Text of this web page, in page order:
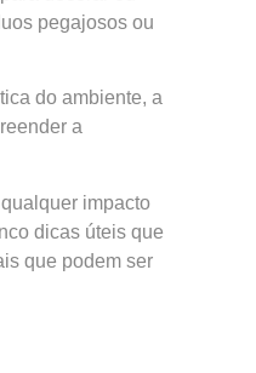
pegajosos ou
do ambiente, a
a
impacto
dicas úteis que
que podem ser